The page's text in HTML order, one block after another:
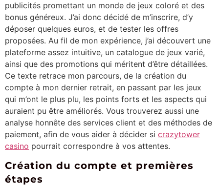
publicités promettant un monde de jeux coloré et des
bonus généreux. J’ai donc décidé de m’inscrire, d’y
déposer quelques euros, et de tester les offres
proposées. Au fil de mon expérience, j’ai découvert une
plateforme assez intuitive, un catalogue de jeux varié,
ainsi que des promotions qui méritent d’être détaillées.
Ce texte retrace mon parcours, de la création du
compte à mon dernier retrait, en passant par les jeux
qui m’ont le plus plu, les points forts et les aspects qui
auraient pu être améliorés. Vous trouverez aussi une
analyse honnête des services client et des méthodes de
paiement, afin de vous aider à décider si crazytower
casino pourrait correspondre à vos attentes.
Création du compte et premières
étapes